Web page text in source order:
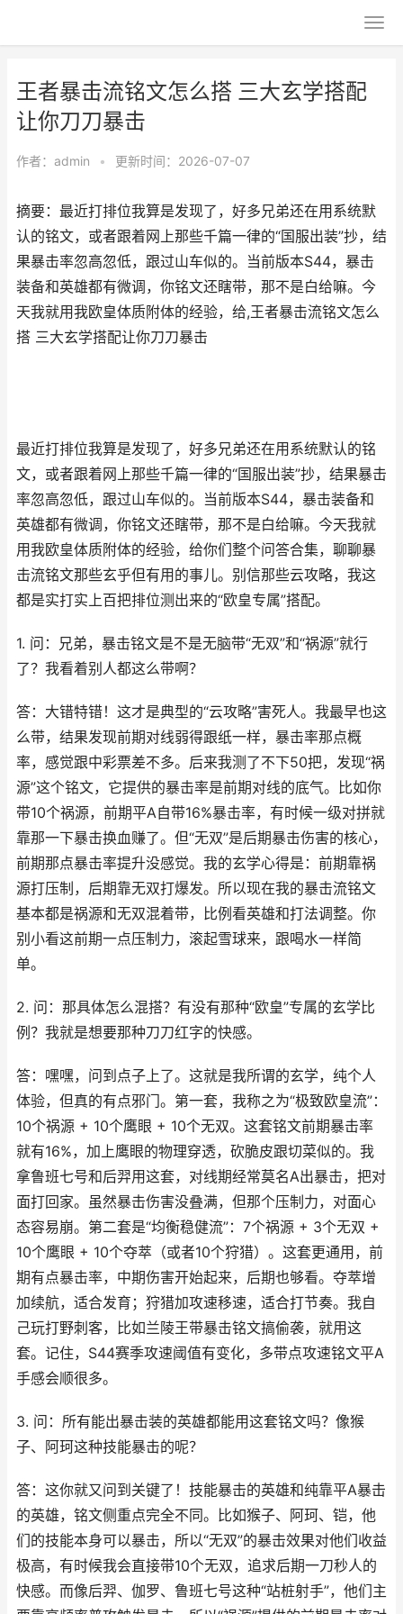
王者暴击流铭文怎么搭 三大玄学搭配
让你刀刀暴击
作者： admin • 更新时间：2026-07-07
摘要：最近打排位我算是发现了，好多兄弟还在用系统默
认的铭文，或者跟着网上那些千篇一律的“国服出装”抄，结
果暴击率忽高忽低，跟过山车似的。当前版本S44，暴击
装备和英雄都有微调，你铭文还瞎带，那不是白给嘛。今
天我就用我欧皇体质附体的经验，给,王者暴击流铭文怎么
搭 三大玄学搭配让你刀刀暴击
最近打排位我算是发现了，好多兄弟还在用系统默认的铭
文，或者跟着网上那些千篇一律的“国服出装”抄，结果暴击
率忽高忽低，跟过山车似的。当前版本S44，暴击装备和
英雄都有微调，你铭文还瞎带，那不是白给嘛。今天我就
用我欧皇体质附体的经验，给你们整个问答合集，聊聊暴
击流铭文那些玄乎但有用的事儿。别信那些云攻略，我这
都是实打实上百把排位测出来的“欧皇专属”搭配。
1. 问：兄弟，暴击铭文是不是无脑带“无双”和“祸源”就行
了？我看着别人都这么带啊？
答：大错特错！这才是典型的“云攻略”害死人。我最早也这
么带，结果发现前期对线弱得跟纸一样，暴击率那点概
率，感觉跟中彩票差不多。后来我测了不下50把，发现“祸
源”这个铭文，它提供的暴击率是前期对线的底气。比如你
带10个祸源，前期平A自带16%暴击率，有时候一级对拼就
靠那一下暴击换血赚了。但“无双”是后期暴击伤害的核心，
前期那点暴击率提升没感觉。我的玄学心得是：前期靠祸
源打压制，后期靠无双打爆发。所以现在我的暴击流铭文
基本都是祸源和无双混着带，比例看英雄和打法调整。你
别小看这前期一点压制力，滚起雪球来，跟喝水一样简
单。
2. 问：那具体怎么混搭？有没有那种“欧皇”专属的玄学比
例？我就是想要那种刀刀红字的快感。
答：嘿嘿，问到点子上了。这就是我所谓的玄学，纯个人
体验，但真的有点邪门。第一套，我称之为“极致欧皇流”：
10个祸源 + 10个鹰眼 + 10个无双。这套铭文前期暴击率
就有16%，加上鹰眼的物理穿透，砍脆皮跟切菜似的。我
拿鲁班七号和后羿用这套，对线期经常莫名A出暴击，把对
面打回家。虽然暴击伤害没叠满，但那个压制力，对面心
态容易崩。第二套是“均衡稳健流”：7个祸源 + 3个无双 +
10个鹰眼 + 10个夺萃（或者10个狩猎）。这套更通用，前
期有点暴击率，中期伤害开始起来，后期也够看。夺萃增
加续航，适合发育；狩猎加攻速移速，适合打节奏。我自
己玩打野刺客，比如兰陵王带暴击铭文搞偷袭，就用这
套。记住，S44赛季攻速阈值有变化，多带点攻速铭文平A
手感会顺很多。
3. 问：所有能出暴击装的英雄都能用这套铭文吗？像猴
子、阿珂这种技能暴击的呢？
答：这你就又问到关键了！技能暴击的英雄和纯靠平A暴击
的英雄，铭文侧重点完全不同。比如猴子、阿珂、铠，他
们的技能本身可以暴击，所以“无双”的暴击效果对他们收益
极高，有时候我会直接带10个无双，追求后期一刀秒人的
快感。而像后羿、伽罗、鲁班七号这种“站桩射手”，他们主